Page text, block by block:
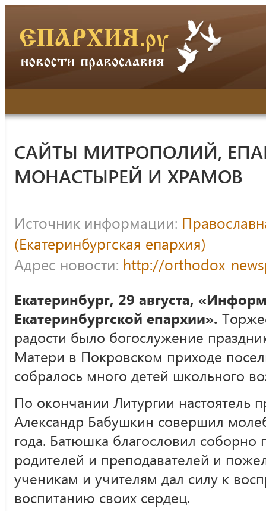
САЙТЫ МИТРОПОЛИЙ,
МОНАСТЫРЕЙ И ХРАМОВ
Источник информации:
(Екатеринбургская епархия)
Адрес новости: http://orthodox-
Екатеринбург, 29 августа,
Екатеринбургской епархии».
радости было богослужение
Матери в Покровском приходе
собралось много детей школьного
По окончании Литургии настоятель
Александр Бабушкин совершил
года. Батюшка благословил
родителей и преподавателей и
ученикам и учителям дал силу к
воспитанию своих сердец.